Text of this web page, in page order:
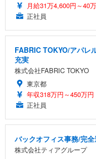
月給31万4,600円～40
正社員
FABRIC TOKYO/アパレ
充実
株式会社FABRIC TOKYO
東京都
年収318万円～450万円
正社員
バックオフィス事務/完
株式会社ティアグループ